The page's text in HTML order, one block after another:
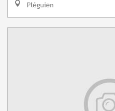
Pléguien